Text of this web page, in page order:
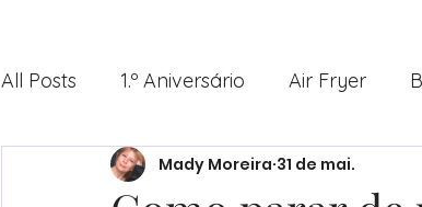
All Posts 1.º Aniversário Air Fryer
Desenvolvimento Profissional
Mady Moreira 31 de mai.